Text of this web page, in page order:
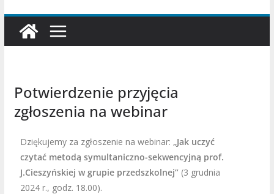
Potwierdzenie przyjęcia
zgłoszenia na webinar
Dziękujemy za zgłoszenie na webinar: „Jak uczyć
czytać metodą symultaniczno-sekwencyjną prof.
J.Cieszyńskiej w grupie przedszkolnej”(3 grudnia
2024 r., godz. 18.00).